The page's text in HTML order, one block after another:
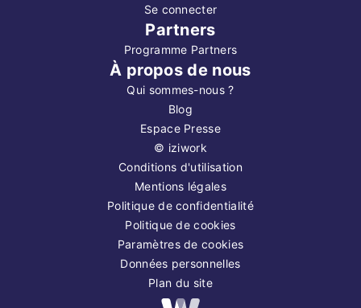
Se connecter
Partners
Programme Partners
À propos de nous
Qui sommes-nous ?
Blog
Espace Presse
© iziwork
Conditions d'utilisation
Mentions légales
Politique de confidentialité
Politique de cookies
Paramètres de cookies
Données personnelles
Plan du site